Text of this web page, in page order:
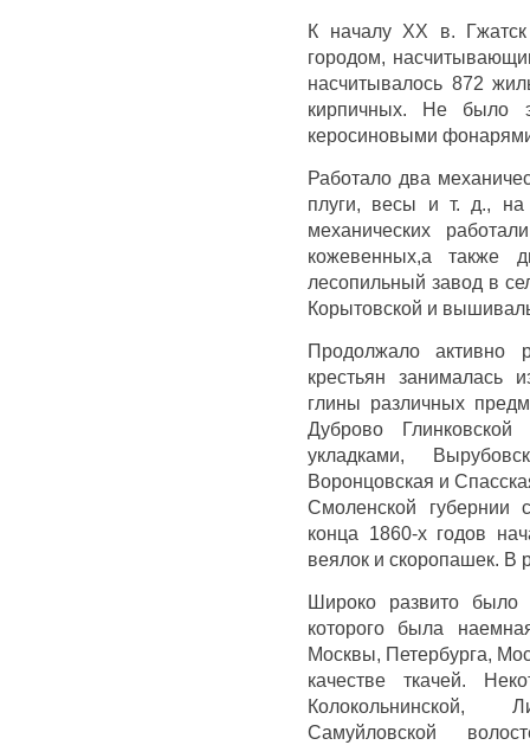
К началу ХХ в.
городом,
насчитывалось 872
кирпичных. Не было
керосиновыми
Работало два
плуги, весы и т. д.,
механических
кожевенных,а также
лесопильный завод в
Корытовской и
Продолжало активно
крестьян занималась
глины различных
Дуброво
укладками,
Воронцовская и
Смоленской губернии
конца 1860-х годов
веялок и скоропашек. В
Широко развито было
которого была
Москвы, Петербурга,
качестве ткачей.
Колокольнинской,
Самуйловской